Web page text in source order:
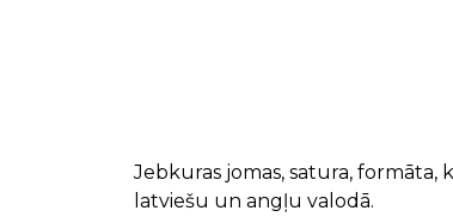
Jebkuras jomas, satura,
latviešu un angļu valodā.